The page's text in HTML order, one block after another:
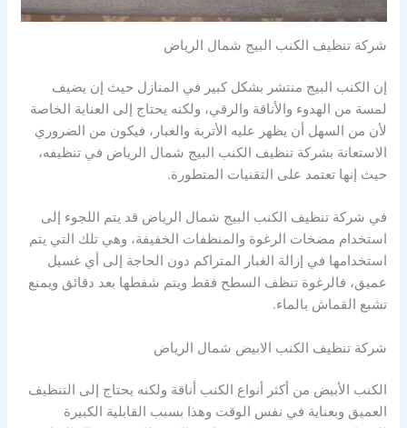
شركة تنظيف الكنب البيج شمال الرياض
إن الكنب البيج منتشر بشكل كبير في المنازل حيث إن يضيف
لمسة من الهدوء والأناقة والرقي، ولكنه يحتاج إلى العناية الخاصة
لأن من السهل أن يظهر عليه الأتربة والغبار، فيكون من الضروري
الاستعانة بشركة تنظيف الكنب البيج شمال الرياض في تنظيفه،
حيث إنها تعتمد على التقنيات المتطورة.
في شركة تنظيف الكنب البيج شمال الرياض قد يتم اللجوء إلى
استخدام مضخات الرغوة والمنظفات الخفيفة، وهي تلك التي يتم
استخدامها في إزالة الغبار المتراكم دون الحاجة إلى أي غسيل
عميق، فالرغوة تنظف السطح فقط ويتم شفطها بعد دقائق ويمنع
تشبع القماش بالماء.
شركة تنظيف الكنب الابيض شمال الرياض
الكنب الأبيض من أكثر أنواع الكنب أناقة ولكنه يحتاج إلى التنظيف
العميق وبعناية في نفس الوقت وهذا بسبب القابلية الكبيرة